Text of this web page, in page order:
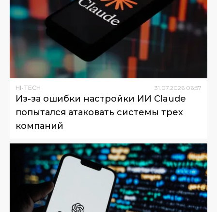
HI-TECH 31.07.2026 06:57
Из-за ошибки настройки ИИ Claude
попытался атаковать системы трех
компаний